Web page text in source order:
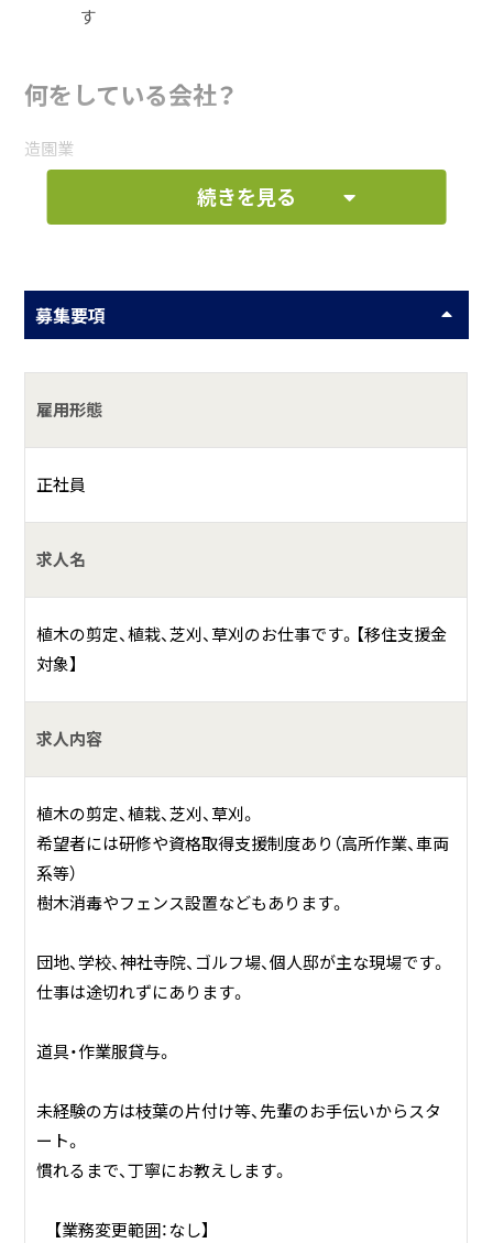
す
何をしている会社？
造園業
れています。 伐採幹を薪に、枝葉は堆肥に、と再利用してい
ます。
続きを見る
募集要項
雇用形態
正社員
求人名
植木の剪定、植栽、芝刈、草刈のお仕事です。【移住支援金
対象】
求人内容
植木の剪定、植栽、芝刈、草刈。
希望者には研修や資格取得支援制度あり（高所作業、車両
系等）
樹木消毒やフェンス設置などもあります。
団地、学校、神社寺院、ゴルフ場、個人邸が主な現場です。
仕事は途切れずにあります。
道具・作業服貸与。
未経験の方は枝葉の片付け等、先輩のお手伝いからスタ
ート。
慣れるまで、丁寧にお教えします。
【業務変更範囲：なし】